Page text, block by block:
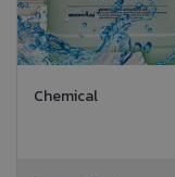
Chemical